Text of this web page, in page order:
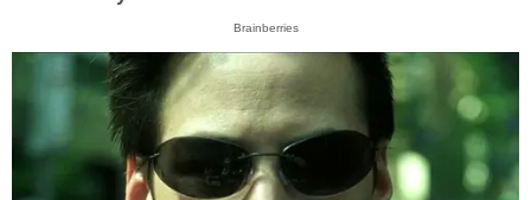
Brainberries